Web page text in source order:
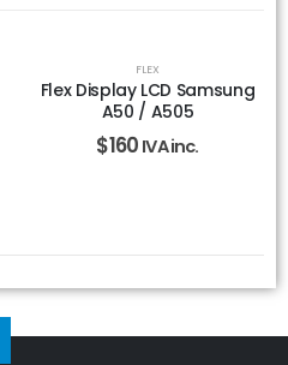
FLEX
Flex Display LCD Samsung
A50 / A505
$160 IVA inc.